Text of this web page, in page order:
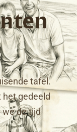
tafel.
gedeeld
we de tijd